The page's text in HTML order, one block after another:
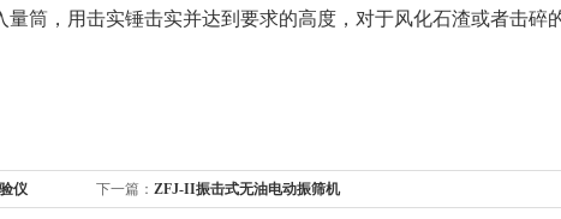
筒，用击实锤击实并达到要求的高度，对于风化石渣或者击碎
仪 下一篇： ZFJ-II振击式无油电动振筛机